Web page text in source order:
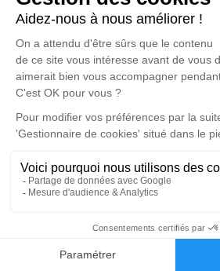
Faire-part
poèmes ou des textes. Cet endroit
d'expression dédié à honorer la
GALLERAND.
Un service de plantation d’arbre
disponible ici.
Cérémonie religieuse
Église Sainte Jeanne d'Arc
Montluçon